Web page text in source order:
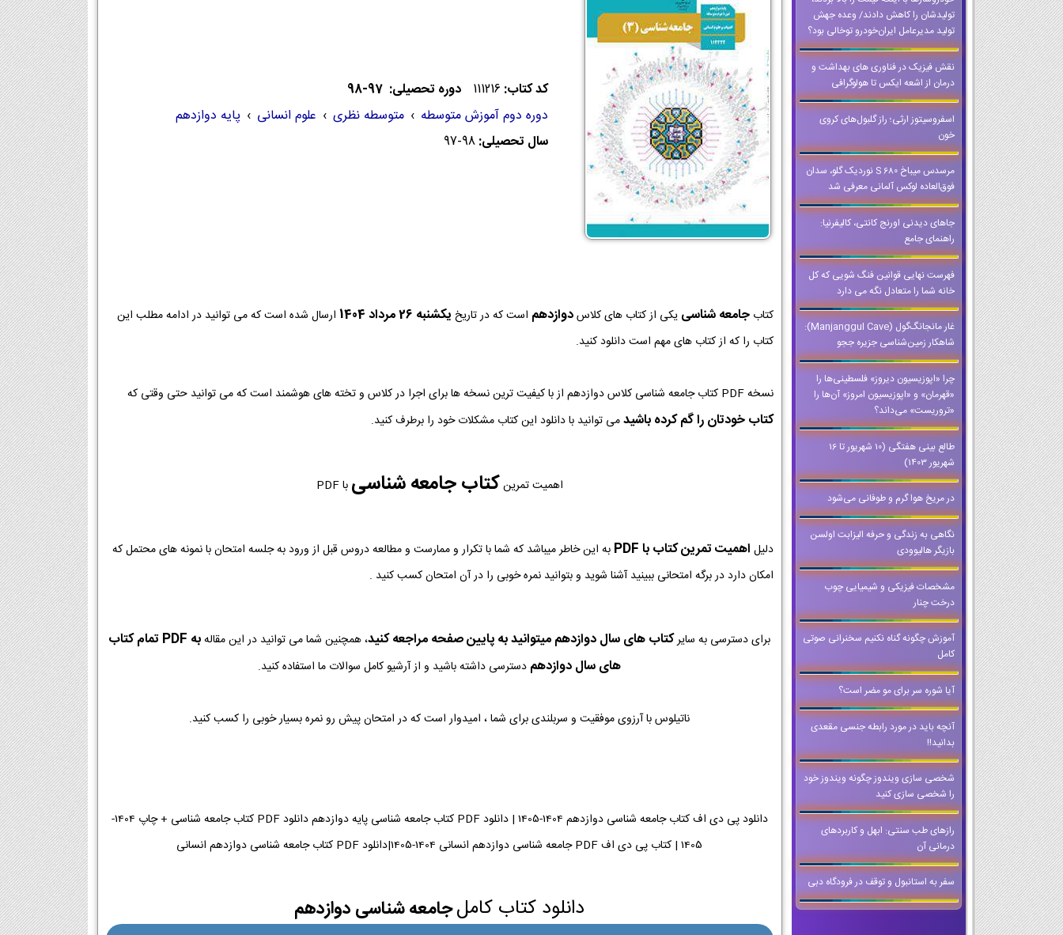
تولیدشان را کاهش دادند/ وعده جهش
تولید مدیرعامل ایران‌خودرو توخالی بود؟
نقش فيزيک در فناوري هاي بهداشت و
درمان از اشعه ايکس تا هولوگرافي
اسفروسیتوز ارثی؛ راز گلبول‌های کروی
خون
مرسدس میباخ S 680 نوردیک گلو، سدان
فوق‌العاده لوکس آلمانی معرفی شد
جاهای دیدنی اورنج کانتی، کالیفرنیا:
راهنمای جامع
فهرست نهایی قوانین فنگ شویی که کل
خانه شما را متعادل نگه می دارد
غار مانجانگ‌گول (Manjanggul Cave):
شاهکار زمین‌شناسی جزیره ججو
چرا «اپوزیسیون دیروز» فلسطینی‌ها را
«قهرمان» و «اپوزیسیون امروز» آن‌ها را
«تروریست» می‌داند؟
طالع بینی هفتگی (10 شهریور تا 16
شهریور 1403)
در مریخ هوا گرم و طوفانی می‌شود
نگاهی به زندگی و حرفه الیزابت اولسن
بازیگر هالیوودی
مشخصات فیزیکی و شیمیایی چوب
درخت چنار
آموزش چگونه گناه نکنیم سخنرانی صوتی
کامل
آیا شوره سر برای مو مضر است؟
آنچه باید در مورد رابطه جنسی مقعدی
بدانید!!
شخصی سازی ویندوز چگونه ویندوز خود
را شخصی سازی کنید
رازهای طب سنتی: ابهل و کاربردهای
درمانی آن
سفر به استانبول و توقف در فرودگاه دبی
کد کتاب: 111216
دوره تحصیلی: 97-98
دوره دوم آموزش متوسطه › متوسطه نظری › علوم انسانی › پایه دوازدهم
سال تحصیلی:97-98
کتابجامعه شناسی یکی از کتاب های کلاسدوازدهم است که در تاریخ يكشنبه 26 مرداد 1404
ارسال شده است که می توانید در ادامه مطلب این
کتاب را که از کتاب های مهم است دانلود کنید.
نسخه PDF کتاب جامعه شناسی کلاس دوازدهم از با کیفیت ترین نسخه ها برای اجرا در کلاس و تخته های هوشمند است که می توانید حتی وقتی که
کتاب خودتان را گم کرده باشیدمی توانید با دانلود این کتاب مشکلات خود را برطرف کنید.
اهمیت تمرینکتاب جامعه شناسی با PDF
دلیل اهمیت تمرین کتاب با PDF
به این خاطر میباشد که شما با تکرار و ممارست و مطالعه دروس قبل از ورود به جلسه امتحان با نمونه های محتمل که
امکان دارد در برگه امتحانی ببینید آشنا شوید و بتوانید نمره خوبی را در آن امتحان کسب کنید .
برای دسترسی به سایرکتاب های سال دوازدهم میتوانید به پایین صفحه مراجعه کنید، همچنین شما می توانید در این مقاله
به PDF تمام کتاب
های سال دوازدهم دسترسی داشته باشید و از آرشیو کامل سوالات ما استفاده کنید.
ناتیلوس با آرزوی موفقیت و سربلندی برای شما ، امیدوار است که در امتحان پیش رو نمره بسیار خوبی را کسب کنید.
دانلود پی دی اف کتاب جامعه شناسی دوازدهم 1404-1405 | دانلود PDF کتاب جامعه شناسی پایه دوازدهم دانلود PDF کتاب جامعه شناسی + چاپ 1404-
1405 | کتاب پی دی اف PDF جامعه شناسی دوازدهم انسانی 1404-1405|دانلود PDF کتاب جامعه شناسی دوازدهم انسانی
دانلود کتاب کاملجامعه شناسی دوازدهم